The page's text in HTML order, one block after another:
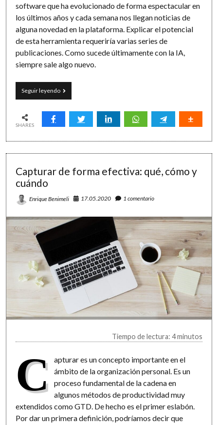
software que ha evolucionado de forma espectacular en
los últimos años y cada semana nos llegan noticias de
alguna novedad en la plataforma. Explicar el potencial
de esta herramienta requeriría varias series de
publicaciones. Como sucede últimamente con la IA,
siempre sale algo nuevo.
Seguir leyendoAutomatización
con
Automate:
publicaciones
en
tareas
Microsoft
SHARES
Capturar de forma efectiva: qué, cómo y
cuándo
Enrique Benimeli 17.05.2020 1 comentario
Tiempo de lectura: 4 minutos
C
apturar es un concepto importante en el
ámbito de la organización personal. Es un
proceso fundamental de la cadena en
algunos métodos de productividad muy
extendidos como GTD. De hecho es el primer eslabón.
Por dar un primera definición, podríamos decir que